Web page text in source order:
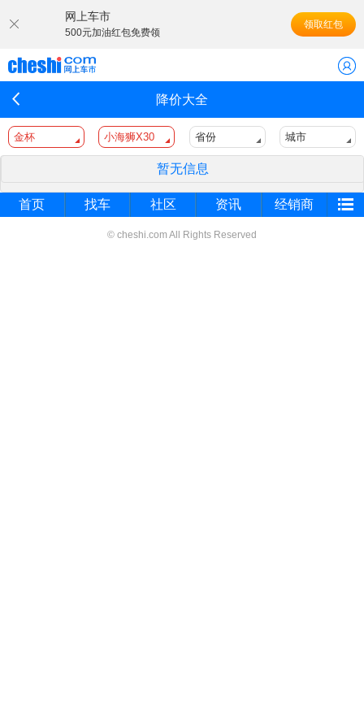
网上车市
500元加油红包免费领
领取红包
降价大全
金杯 小海狮X30 省份 城市
暂无信息
首页 找车 社区 资讯 经销商
© cheshi.com All Rights Reserved